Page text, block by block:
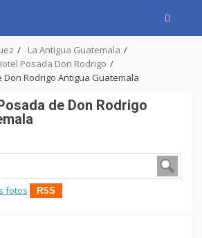
La Antigua Guatemala
Posada Don Rodrigo
Rodrigo Antigua Guatemala
de Don Rodrigo
fotos RSS